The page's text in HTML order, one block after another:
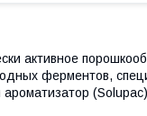
активное
ферментов,